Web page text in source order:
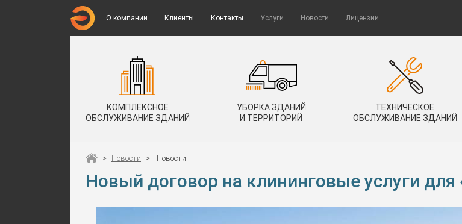
О компании Клиенты Контакты Услуги Новости Лицензии
КОМПЛЕКСНОЕ
ОБСЛУЖИВАНИЕ ЗДАНИЙ
УБОРКА ЗДАНИЙ
И ТЕРРИТОРИЙ
ТЕХНИЧЕСКОЕ
ОБСЛУЖИВАНИЕ ЗДАНИЙ
> Новости > Новости
Новый договор на клининговые услуги